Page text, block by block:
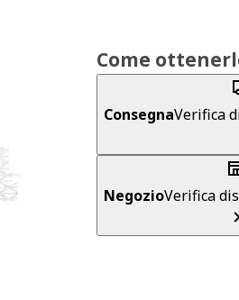
Come
ConsegnaVerifica
NegozioVerifica